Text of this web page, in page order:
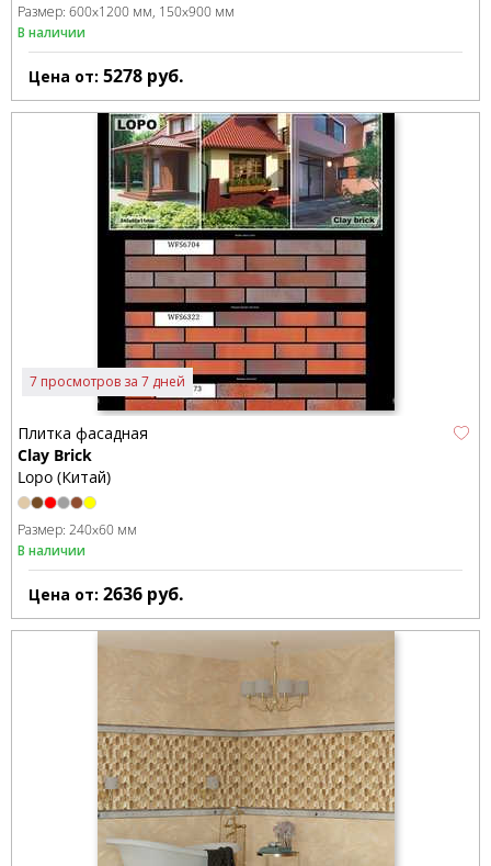
Размер: 600x1200 мм 150x900 мм
В наличии
Цена от: 5278 руб.
7 просмотров за 7 дней
Плитка фасадная
Clay Brick
Lopo (Китай)
Размер: 240x60 мм
В наличии
Цена от: 2636 руб.